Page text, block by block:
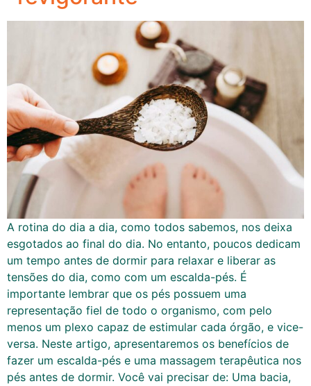
A rotina do dia a dia, como todos sabemos, nos deixa
esgotados ao final do dia. No entanto, poucos dedicam
um tempo antes de dormir para relaxar e liberar as
tensões do dia, como com um escalda-pés. É
importante lembrar que os pés possuem uma
representação fiel de todo o organismo, com pelo
menos um plexo capaz de estimular cada órgão, e vice-
versa. Neste artigo, apresentaremos os benefícios de
fazer um escalda-pés e uma massagem terapêutica nos
pés antes de dormir. Você vai precisar de: Uma bacia,